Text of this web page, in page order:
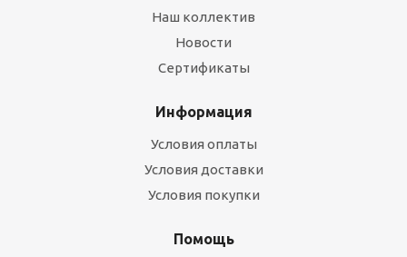
Наш коллектив
Новости
Сертификаты
Информация
Условия оплаты
Условия доставки
Условия покупки
Помощь